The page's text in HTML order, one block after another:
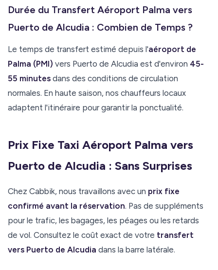
Durée du Transfert Aéroport Palma vers
Puerto de Alcudia : Combien de Temps ?
Le temps de transfert estimé depuis l'aéroport de
Palma (PMI) vers Puerto de Alcudia est d'environ 45-
55 minutes dans des conditions de circulation
normales. En haute saison, nos chauffeurs locaux
adaptent l'itinéraire pour garantir la ponctualité.
Prix Fixe Taxi Aéroport Palma vers
Puerto de Alcudia : Sans Surprises
Chez Cabbik, nous travaillons avec un prix fixe
confirmé avant la réservation. Pas de suppléments
pour le trafic, les bagages, les péages ou les retards
de vol. Consultez le coût exact de votre transfert
vers Puerto de Alcudia dans la barre latérale.